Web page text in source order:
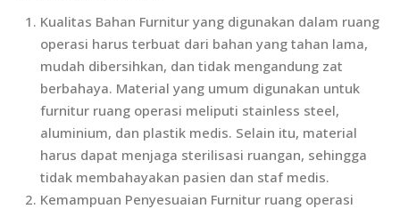
Kualitas Bahan Furnitur yang digunakan dalam ruang
operasi harus terbuat dari bahan yang tahan lama,
mudah dibersihkan, dan tidak mengandung zat
berbahaya. Material yang umum digunakan untuk
furnitur ruang operasi meliputi stainless steel,
aluminium, dan plastik medis. Selain itu, material
harus dapat menjaga sterilisasi ruangan, sehingga
tidak membahayakan pasien dan staf medis.
Kemampuan Penyesuaian Furnitur ruang operasi